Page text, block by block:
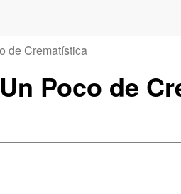
de Crematística
Poco de